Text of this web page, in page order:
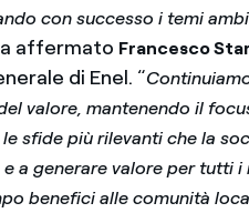
con successo i temi
affermato Francesco
di Enel. “
valore, mantenendo il
sfide più rilevanti che la
a generare valore per tutti i
benefici alle comunità